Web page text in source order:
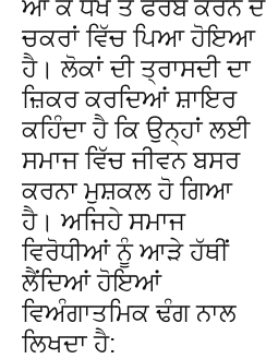
ਆ ਕੇ ਧੋਖੇ ਤੇ ਫਰੇਬ ਕਰਨ ਦੇ
ਚਕਰਾਂ ਵਿੱਚ ਪਿਆ ਹੋਇਆ
ਹੈ। ਲੋਕਾਂ ਦੀ ਤ੍ਰਾਸਦੀ ਦਾ
ਜ਼ਿਕਰ ਕਰਦਿਆਂ ਸ਼ਾਇਰ
ਕਹਿੰਦਾ ਹੈ ਕਿ ਉਨ੍ਹਾਂ ਲਈ
ਸਮਾਜ ਵਿੱਚ ਜੀਵਨ ਬਸਰ
ਕਰਨਾ ਮੁਸ਼ਕਲ ਹੋ ਗਿਆ
ਹੈ। ਅਜਿਹੇ ਸਮਾਜ
ਵਿਰੋਧੀਆਂ ਨੂੰ ਆੜੇ ਹੱਥੀਂ
ਲੈਂਦਿਆਂ ਹੋਇਆਂ
ਵਿਅੰਗਾਤਮਿਕ ਢੰਗ ਨਾਲ
ਲਿਖਦਾ ਹੈ: